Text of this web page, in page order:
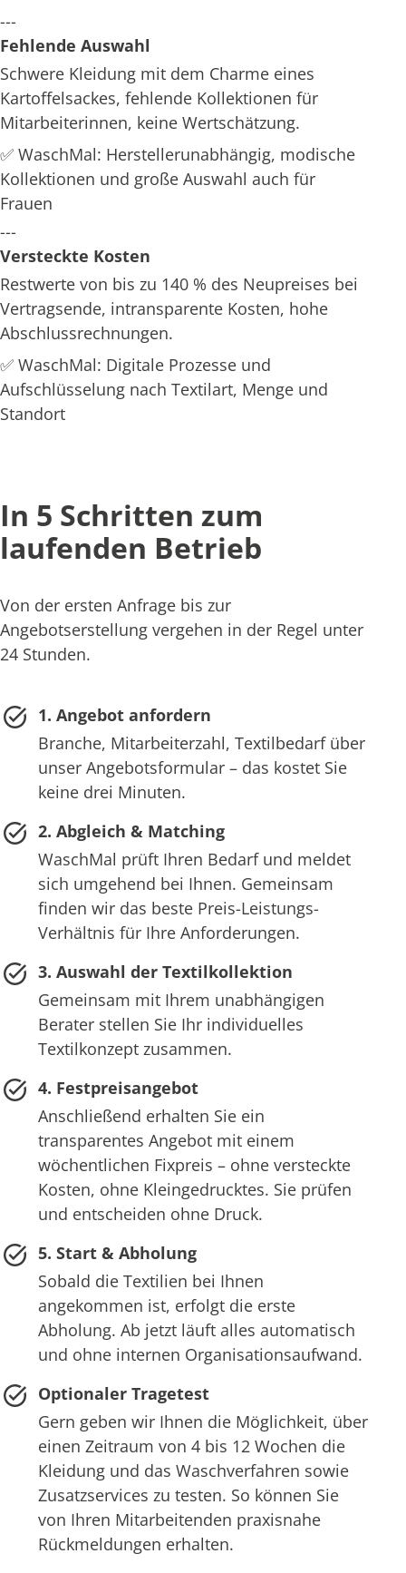
---
Fehlende Auswahl
Schwere Kleidung mit dem Charme eines
Kartoffelsackes, fehlende Kollektionen für
Mitarbeiterinnen, keine Wertschätzung.
✅ WaschMal: Herstellerunabhängig, modische
Kollektionen und große Auswahl auch für
Frauen
---
Versteckte Kosten
Restwerte von bis zu 140 % des Neupreises bei
Vertragsende, intransparente Kosten, hohe
Abschlussrechnungen.
✅ WaschMal: Digitale Prozesse und
Aufschlüsselung nach Textilart, Menge und
Standort
In 5 Schritten zum
laufenden Betrieb
Von der ersten Anfrage bis zur
Angebotserstellung vergehen in der Regel unter
24 Stunden.
1. Angebot anfordern
Branche, Mitarbeiterzahl, Textilbedarf über
unser Angebotsformular – das kostet Sie
keine drei Minuten.
2. Abgleich & Matching
WaschMal prüft Ihren Bedarf und meldet
sich umgehend bei Ihnen. Gemeinsam
finden wir das beste Preis-Leistungs-
Verhältnis für Ihre Anforderungen.
3. Auswahl der Textilkollektion
Gemeinsam mit Ihrem unabhängigen
Berater stellen Sie Ihr individuelles
Textilkonzept zusammen.
4. Festpreisangebot
Anschließend erhalten Sie ein
transparentes Angebot mit einem
wöchentlichen Fixpreis – ohne versteckte
Kosten, ohne Kleingedrucktes. Sie prüfen
und entscheiden ohne Druck.
5. Start & Abholung
Sobald die Textilien bei Ihnen
angekommen ist, erfolgt die erste
Abholung. Ab jetzt läuft alles automatisch
und ohne internen Organisationsaufwand.
Optionaler Tragetest
Gern geben wir Ihnen die Möglichkeit, über
einen Zeitraum von 4 bis 12 Wochen die
Kleidung und das Waschverfahren sowie
Zusatzservices zu testen. So können Sie
von Ihren Mitarbeitenden praxisnahe
Rückmeldungen erhalten.